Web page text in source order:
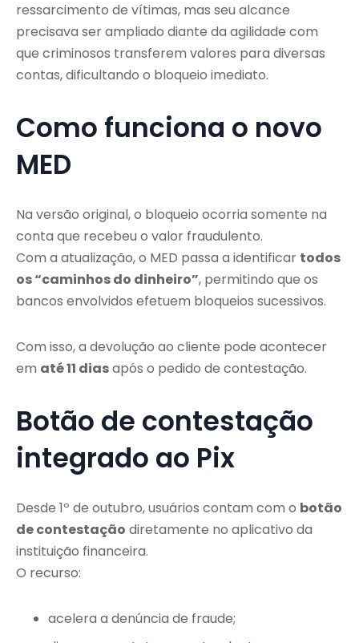
ressarcimento de vítimas, mas seu alcance
precisava ser ampliado diante da agilidade com
que criminosos transferem valores para diversas
contas, dificultando o bloqueio imediato.
Como funciona o novo
MED
Na versão original, o bloqueio ocorria somente na
conta que recebeu o valor fraudulento.
Com a atualização, o MED passa a identificar todos
os “caminhos do dinheiro”, permitindo que os
bancos envolvidos efetuem bloqueios sucessivos.
Com isso, a devolução ao cliente pode acontecer
em até 11 diasapós o pedido de contestação.
Botão de contestação
integrado ao Pix
Desde 1º de outubro, usuários contam com o botão
de contestação diretamente no aplicativo da
instituição financeira.
O recurso:
acelera a denúncia de fraude;